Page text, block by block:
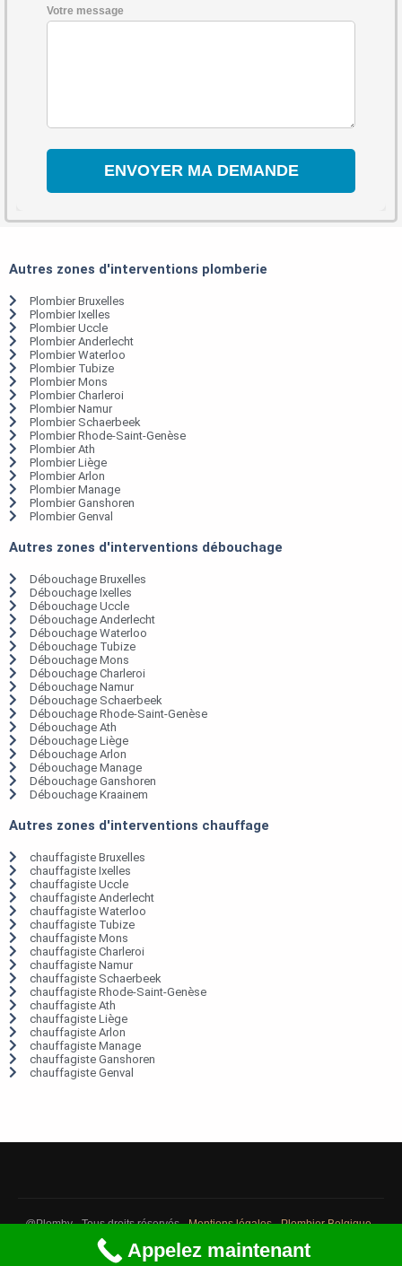
Votre message
Autres zones d'interventions plomberie
Plombier Bruxelles
Plombier Ixelles
Plombier Uccle
Plombier Anderlecht
Plombier Waterloo
Plombier Tubize
Plombier Mons
Plombier Charleroi
Plombier Namur
Plombier Schaerbeek
Plombier Rhode-Saint-Genèse
Plombier Ath
Plombier Liège
Plombier Arlon
Plombier Manage
Plombier Ganshoren
Plombier Genval
Autres zones d'interventions débouchage
Débouchage Bruxelles
Débouchage Ixelles
Débouchage Uccle
Débouchage Anderlecht
Débouchage Waterloo
Débouchage Tubize
Débouchage Mons
Débouchage Charleroi
Débouchage Namur
Débouchage Schaerbeek
Débouchage Rhode-Saint-Genèse
Débouchage Ath
Débouchage Liège
Débouchage Arlon
Débouchage Manage
Débouchage Ganshoren
Débouchage Kraainem
Autres zones d'interventions chauffage
chauffagiste Bruxelles
chauffagiste Ixelles
chauffagiste Uccle
chauffagiste Anderlecht
chauffagiste Waterloo
chauffagiste Tubize
chauffagiste Mons
chauffagiste Charleroi
chauffagiste Namur
chauffagiste Schaerbeek
chauffagiste Rhode-Saint-Genèse
chauffagiste Ath
chauffagiste Liège
chauffagiste Arlon
chauffagiste Manage
chauffagiste Ganshoren
chauffagiste Genval
@Plomby - Tous droits réservés -Mentions légales-Plombier Belgique-
Débouchage Belgique
Appelez maintenant